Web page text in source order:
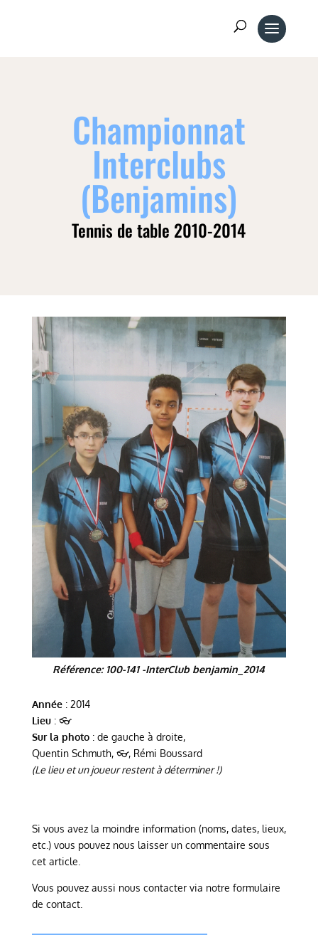
Championnat
Interclubs
(Benjamins)
Tennis de table 2010-2014
Référence: 100-141 -InterClub benjamin_2014
Année: 2014
Lieu: 👓
Sur la photo: de gauche à droite,
Quentin Schmuth, 👓, Rémi Boussard
(Le lieu et un joueur restent à déterminer !)
Si vous avez la moindre information (noms, dates, lieux,
etc.) vous pouvez nous laisser un commentaire sous
cet article.
Vous pouvez aussi nous contacter via notre formulaire
de contact.